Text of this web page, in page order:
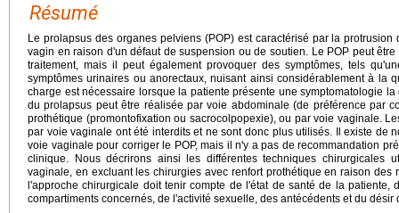
Résumé
Le prolapsus des organes pelviens (POP) est caractérisé par la
vagin en raison d'un défaut de suspension ou de soutien. Le POP peut
traitement, mais il peut également provoquer des symptômes, tels
symptômes urinaires ou anorectaux, nuisant ainsi considérablement à la
charge est nécessaire lorsque la patiente présente une symptomatologie
du prolapsus peut être réalisée par voie abdominale (de préférence par
prothétique (promontofixation ou sacrocolpopexie), ou par voie vaginale.
par voie vaginale ont été interdits et ne sont donc plus utilisés. Il existe de
voie vaginale pour corriger le POP, mais il n'y a pas de recommandation
clinique. Nous décrirons ainsi les différentes techniques chirurgicales
vaginale, en excluant les chirurgies avec renfort prothétique en raison des
l'approche chirurgicale doit tenir compte de l'état de santé de la patiente,
compartiments concernés, de l'activité sexuelle, des antécédents et du